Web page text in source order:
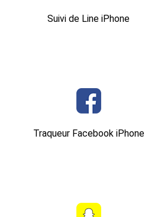
Suivi de Line iPhone
Traqueur Facebook iPhone